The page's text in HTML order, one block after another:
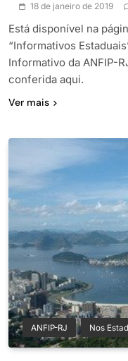
18 de janeiro de 2019
Está disponível na
“Informativos
Informativo da ANFIP-
conferida aqui.
Ver mais
ANFIP-RJ Nos